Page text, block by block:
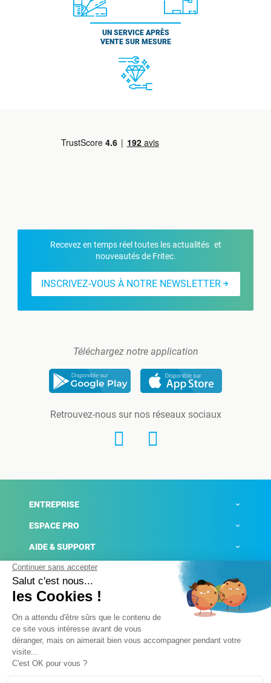
UN SERVICE APRÈS
VENTE SUR MESURE
Recevez en temps réel toutes les actualités et
nouveautés de Fritec.
INSCRIVEZ-VOUS À NOTRE NEWSLETTER
Téléchargez notre application
Retrouvez-nous sur nos réseaux sociaux
ENTREPRISE
ESPACE PRO
AIDE & SUPPORT
ACTUALITÉS
Mentions légales